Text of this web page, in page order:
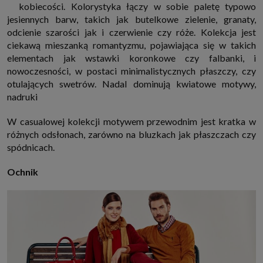
kobiecości. Kolorystyka łączy w sobie paletę typowo
jesiennych barw, takich jak butelkowe zielenie, granaty,
odcienie szarości jak i czerwienie czy róże. Kolekcja jest
ciekawą mieszanką romantyzmu, pojawiająca się w takich
elementach jak wstawki koronkowe czy falbanki, i
nowoczesności, w postaci minimalistycznych płaszczy, czy
otulających swetrów. Nadal dominują kwiatowe motywy,
nadruki
W casualowej kolekcji motywem przewodnim jest kratka w
różnych odsłonach, zarówno na bluzkach jak płaszczach czy
spódnicach.
Ochnik